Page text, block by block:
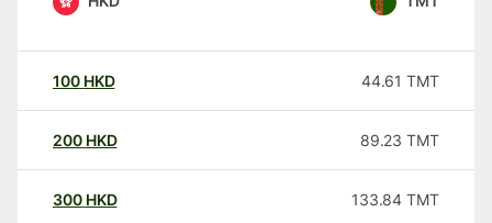
100 HKD 44.61 TMT
200 HKD 89.23 TMT
300 HKD 133.84 TMT